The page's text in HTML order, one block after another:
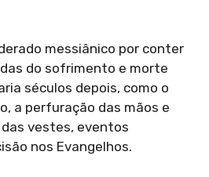
messiânico por conter
do sofrimento e morte
séculos depois, como o
a perfuração das mãos e
vestes, eventos
nos Evangelhos.